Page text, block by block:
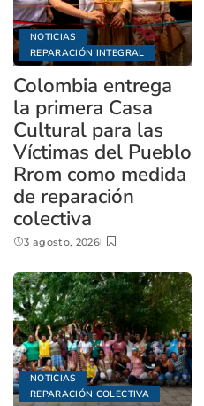
NOTICIAS
REPARACIÓN INTEGRAL
Colombia entrega
la primera Casa
Cultural para las
Víctimas del Pueblo
Rrom como medida
de reparación
colectiva
3 agosto, 2026
NOTICIAS
REPARACIÓN COLECTIVA